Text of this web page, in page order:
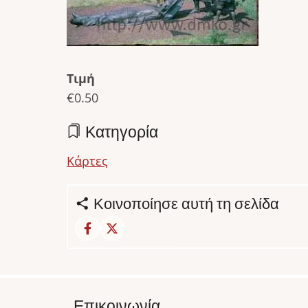
Τιμή
€0.50
Κατηγορία
Κάρτες
Κοινοποίησε αυτή τη σελίδα